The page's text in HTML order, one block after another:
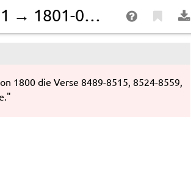
Entfernte Kante 2 III H.1 → 1801-01-01
1800 die Verse 8489-8515, 8524-8559,